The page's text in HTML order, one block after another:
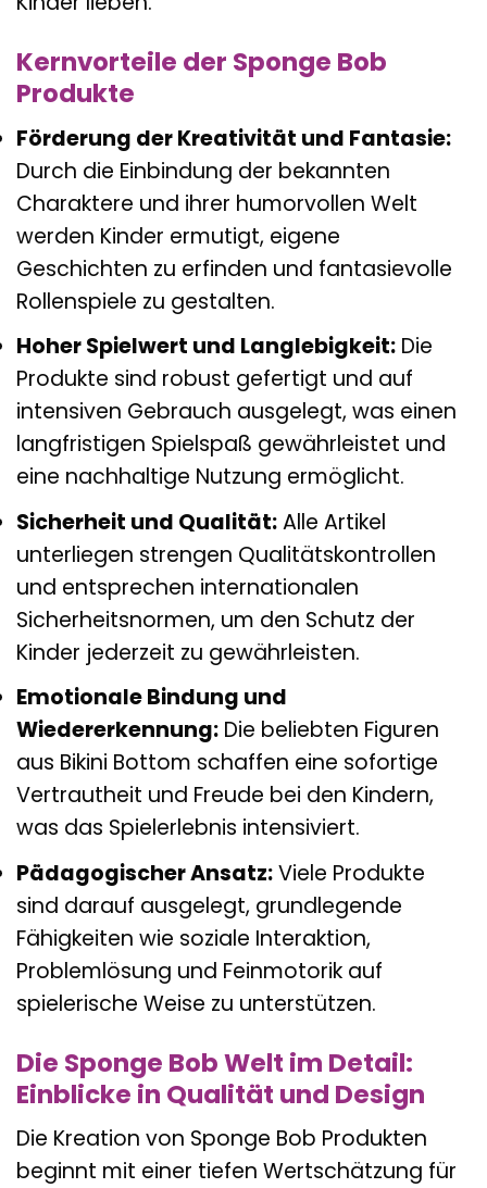
Kernvorteile der Sponge Bob
Produkte
Förderung der Kreativität und Fantasie:
Durch die Einbindung der bekannten
Charaktere und ihrer humorvollen Welt
werden Kinder ermutigt, eigene
Geschichten zu erfinden und fantasievolle
Rollenspiele zu gestalten.
Hoher Spielwert und Langlebigkeit: Die
Produkte sind robust gefertigt und auf
intensiven Gebrauch ausgelegt, was einen
langfristigen Spielspaß gewährleistet und
eine nachhaltige Nutzung ermöglicht.
Sicherheit und Qualität:Alle Artikel
unterliegen strengen Qualitätskontrollen
und entsprechen internationalen
Sicherheitsnormen, um den Schutz der
Kinder jederzeit zu gewährleisten.
Emotionale Bindung und
Wiedererkennung: Die beliebten Figuren
aus Bikini Bottom schaffen eine sofortige
Vertrautheit und Freude bei den Kindern,
was das Spielerlebnis intensiviert.
Pädagogischer Ansatz:Viele Produkte
sind darauf ausgelegt, grundlegende
Fähigkeiten wie soziale Interaktion,
Problemlösung und Feinmotorik auf
spielerische Weise zu unterstützen.
Die Sponge Bob Welt im Detail:
Einblicke in Qualität und Design
Die Kreation von Sponge Bob Produkten
beginnt mit einer tiefen Wertschätzung für